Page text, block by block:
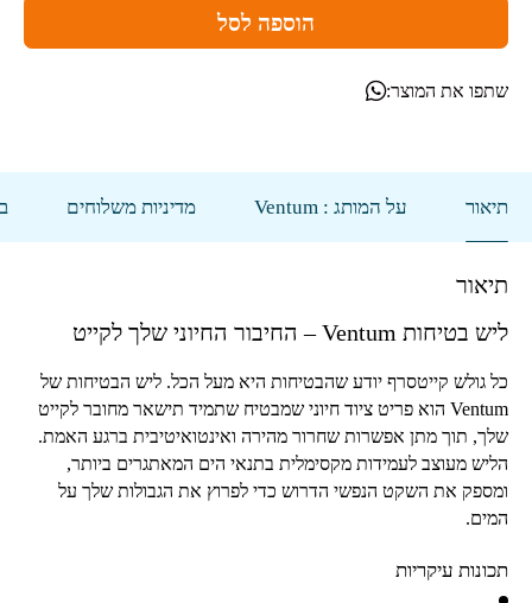
הוספה לסל
שתפו את המוצר:
תיאור על המותג : Ventum מדיניות משלוחים
תיאור
ליש בטיחות Ventum– החיבור החיוני שלך לקייט
כל גולש קייטסרף יודע שהבטיחות היא מעל הכל. ליש הבטיחות של
Ventumהוא פריט ציוד חיוני שמבטיח שתמיד תישאר מחובר לקייט
שלך, תוך מתן אפשרות שחרור מהירה ואינטואיטיבית ברגע האמת.
הליש מעוצב לעמידות מקסימלית בתנאי הים המאתגרים ביותר,
ומספק את השקט הנפשי הדרוש כדי לפרוץ את הגבולות שלך על
המים.
תכונות עיקריות